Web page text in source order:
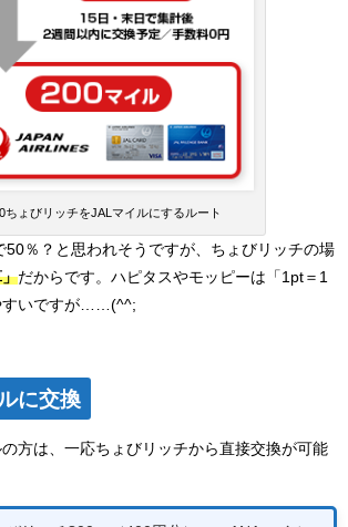
ちょびリッチをJALマイルにするルート
％？と思われそうですが、ちょびリッチの場
だからです。ハピタスやモッピーは「1pt＝1
すいですが……(^^;
に交換
方は、一応ちょびリッチから直接交換が可能